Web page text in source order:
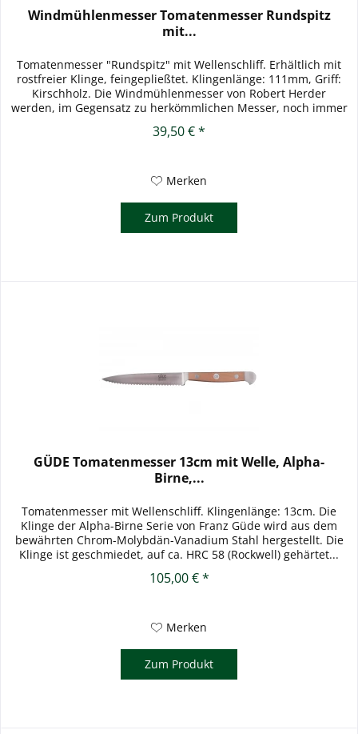
Windmühlenmesser Tomatenmesser Rundspitz
mit...
Tomatenmesser "Rundspitz" mit Wellenschliff. Erhältlich mit
rostfreier Klinge, feingepließtet. Klingenlänge: 111mm, Griff:
Kirschholz. Die Windmühlenmesser von Robert Herder
werden, im Gegensatz zu herkömmlichen Messer, noch immer
39,50 € *
Merken
Zum Produkt
GÜDE Tomatenmesser 13cm mit Welle, Alpha-
Birne,...
Tomatenmesser mit Wellenschliff. Klingenlänge: 13cm. Die
Klinge der Alpha-Birne Serie von Franz Güde wird aus dem
bewährten Chrom-Molybdän-Vanadium Stahl hergestellt. Die
Klinge ist geschmiedet, auf ca. HRC 58 (Rockwell) gehärtet...
105,00 € *
Merken
Zum Produkt